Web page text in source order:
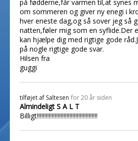
på fødderne,får varmen til,at synes
om sommeren og giver ny enegi i
hver eneste dag,og så sover jeg så
natten,føler mig som en syflide.Der
kan hjælpe dig med rigtige gode
på nogle rigtige gode svar.
Hilsen fra
guggi
tilføjet af Saltesen for 20 år siden
Almindeligt S A L T
Billigt!!!!!!!!!!!!!!!!!!!!!!!!!!!!!!!!!!!!!!!!!